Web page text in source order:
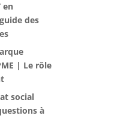
en
des
| Le rôle
social
à